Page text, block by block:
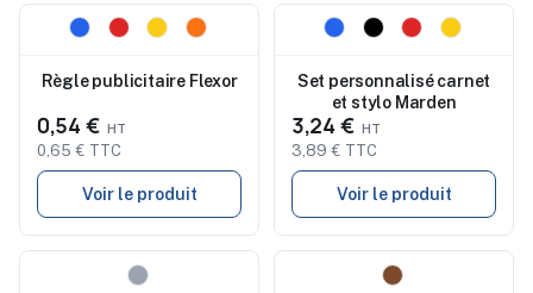
Nouveau
Règle publicitaire Flexor
0,54 €
0,65 € TTC
Voir le produit
Nouveau
Set personnalisé carnet
et stylo Marden
3,24 €
3,89 € TTC
Voir le produit